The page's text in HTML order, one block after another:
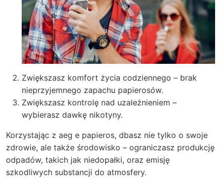
Zwiększasz komfort życia codziennego – brak
nieprzyjemnego zapachu papierosów.
Zwiększasz kontrolę nad uzależnieniem –
wybierasz dawkę nikotyny.
Korzystając z aeg e papieros, dbasz nie tylko o swoje
zdrowie, ale także środowisko – ograniczasz produkcję
odpadów, takich jak niedopałki, oraz emisję
szkodliwych substancji do atmosfery.